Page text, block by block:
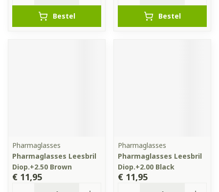
Bestel Bestel
Pharmaglasses
Pharmaglasses Leesbril
Diop.+2.50 Brown
€ 11,95
Pharmaglasses
Pharmaglasses Leesbril
Diop.+2.00 Black
€ 11,95